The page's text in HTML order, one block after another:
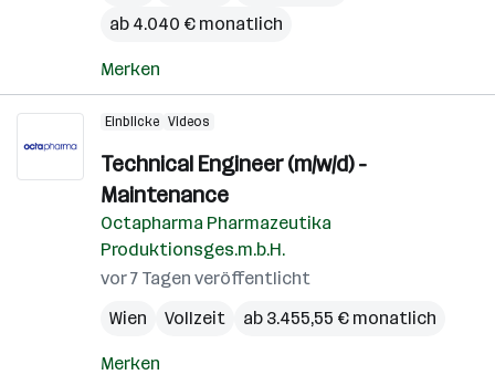
ab 4.040 € monatlich
Merken
Einblicke Videos
Technical Engineer (m/w/d) -
Maintenance
Octapharma Pharmazeutika
Produktionsges.m.b.H.
vor 7 Tagen veröffentlicht
Wien
Vollzeit ab 3.455,55 € monatlich
Merken